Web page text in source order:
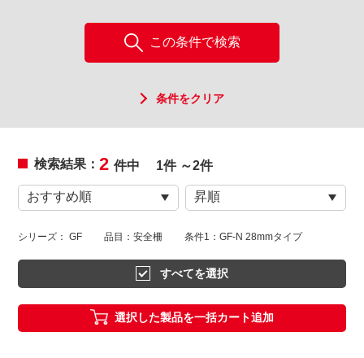
この条件で検索
条件をクリア
検索結果： 2件中 1件 ～2件
シリーズ： GF 品目：安全柵 条件1：GF-N 28mmタイプ
すべてを選択
選択した製品を一括カート追加